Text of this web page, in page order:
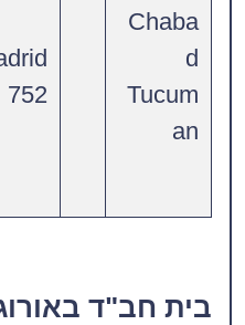
Chaba
d
Tucum
an
752
בית חב"ד